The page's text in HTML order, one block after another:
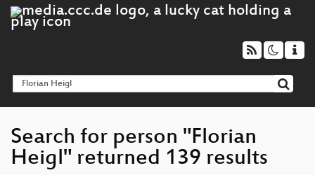
Search for person "Florian
Heigl" returned 139 results